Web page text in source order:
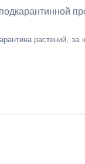
растений,